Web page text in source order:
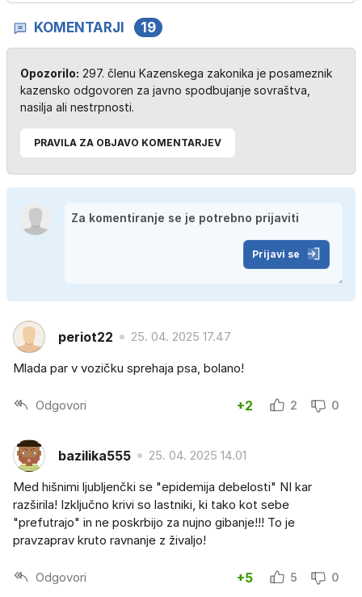
KOMENTARJI 19
Opozorilo: 297. členu Kazenskega zakonika je posameznik
kazensko odgovoren za javno spodbujanje sovraštva,
nasilja ali nestrpnosti.
PRAVILA ZA OBJAVO KOMENTARJEV
Prijavi se
periot22 25. 04. 2025 17.47
Mlada par v vozičku sprehaja psa, bolano!
Odgovori +2 2 0
bazilika555 25. 04. 2025 14.01
Med hišnimi ljubljenčki se "epidemija debelosti" NI kar
razširila! Izključno krivi so lastniki, ki tako kot sebe
"prefutrajo" in ne poskrbijo za nujno gibanje!!! To je
pravzaprav kruto ravnanje z živaljo!
Odgovori +5 5 0